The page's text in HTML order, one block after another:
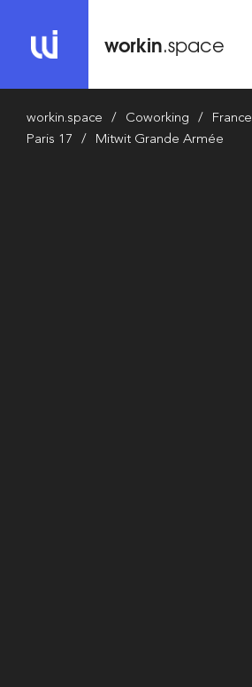
workin.space
workin.space Coworking France
Paris 17
Mitwit Grande Armée